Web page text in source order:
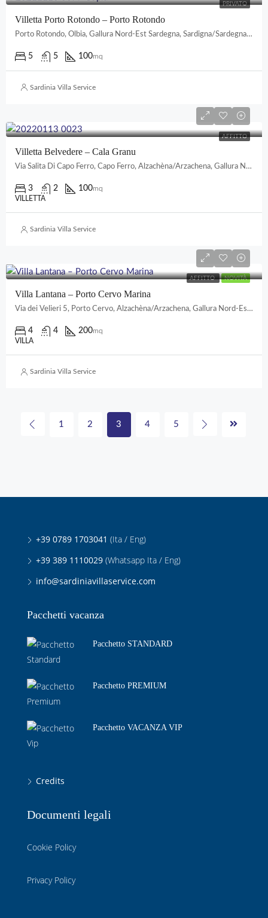
PRIVATO
Villetta Porto Rotondo – Porto Rotondo
Porto Rotondo, Olbia, Gallura Nord-Est Sardegna, Sardigna/Sardegna, 07026, Italia
5 5 100mq
Sardinia Villa Service
AFFITTO
Villetta Belvedere – Cala Granu
Via Salita Di Capo Ferro, Capo Ferro, Alzachèna/Arzachena, Gallura Nord-Est Sardegna, Sardigna/Sardegna, Italia
3 2 100mq
VILLETTA
Sardinia Villa Service
AFFITTO NOVITÀ
Villa Lantana – Porto Cervo Marina
Via dei Velieri 5, Porto Cervo, Alzachèna/Arzachena, Gallura Nord-Est Sardegna, Sardigna/Sardegna, Italia
4 4 200mq
VILLA
Sardinia Villa Service
1 2 3 4 5
+39 0789 1703041 (Ita / Eng)
+39 389 1110029 (Whatsapp Ita / Eng)
info@sardiniavillaservice.com
Pacchetti vacanza
Pacchetto STANDARD
Pacchetto PREMIUM
Pacchetto VACANZA VIP
Credits
Documenti legali
Cookie Policy
Privacy Policy